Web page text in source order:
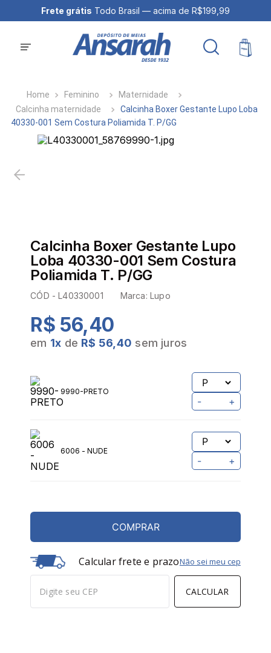
Frete grátis Todo Brasil — acima de R$199,99
Feminino
Maternidade
Calcinha maternidade
Calcinha Boxer Gestante Lupo Loba
40330-001 Sem Costura Poliamida T. P/GG
Calcinha Boxer Gestante Lupo
Loba 40330-001 Sem Costura
Poliamida T. P/GG
CÓD -L40330001 Marca:Lupo
R$ 56,40
em 1x de R$ 56,40 sem juros
9990-PRETO
- +
6006 - NUDE
- +
COMPRAR
Calcular frete e prazo
CALCULAR
Não sei meu cep